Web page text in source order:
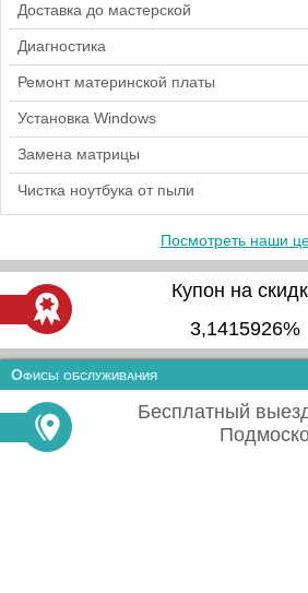
Доставка до мастерской
Диагностика
Ремонт материнской платы
Установка Windows
Замена матрицы
Чистка ноутбука от пыли
Посмотреть наши
Купон на
3,1415926%
Офисы обслуживания
Бесплатный